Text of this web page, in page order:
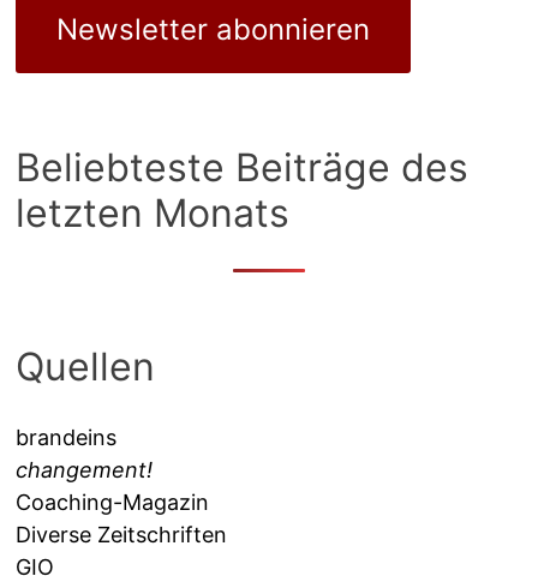
Newsletter abonnieren
Beliebteste Beiträge des
letzten Monats
Quellen
brandeins
changement!
Coaching-Magazin
Diverse Zeitschriften
GIO